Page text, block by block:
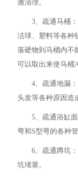
通清理。
3、疏通马桶
洁球、塑料等各种
落硬物到马桶内不
可以取出来使马桶
4、疏通地漏
头发等各种原因造
5、疏通浴缸
弯和S型弯的各种管
6、疏通蹲坑
坑堵塞。